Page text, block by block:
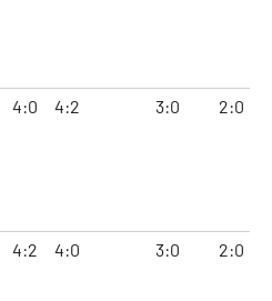
4:0 4:2 3:0 2:0
4:2 4:0 3:0 2:0